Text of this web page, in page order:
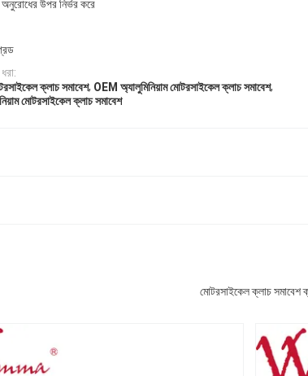
উপর নির্ভর করে
ক্লাচ সমাবেশ, OEM অ্যালুমিনিয়াম মোটরসাইকেল ক্লাচ সমাবেশ,
মোটরসাইকেল ক্লাচ সমাবেশ
মোটরসাইকেল ক্লাচ